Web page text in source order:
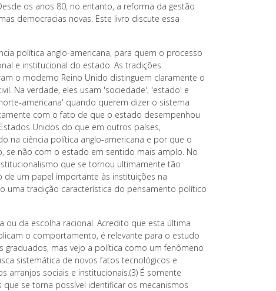
os anos 80, no entanto, a reforma da gestão
democracias novas. Este livro discute essa
política anglo-americana, para quem o processo
e institucional do estado. As tradições
o moderno Reino Unido distinguem claramente o
Na verdade, eles usam 'sociedade', 'estado' e
americana' quando querem dizer o sistema
com o fato de que o estado desempenhou
Unidos do que em outros países,
na ciência política anglo-americana e por que o
se não com o estado em sentido mais amplo. No
que se tornou ultimamente tão
de um papel importante às instituições na
uma tradição característica do pensamento político
ou da escolha racional. Acredito que esta última
o comportamento, é relevante para o estudo
mas vejo a política como um fenômeno
sistemática de novos fatos tecnológicos e
sociais e institucionais.(3) É somente
se torna possível identificar os mecanismos